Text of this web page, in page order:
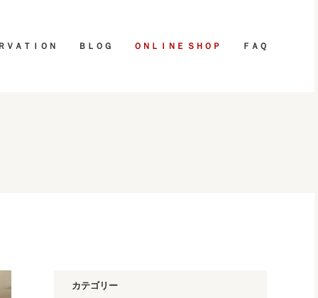
ＶＡＴＩＯＮ ＢＬＯＧ ＯＮＬＩＮＥ ＳＨＯＰ ＦＡＱ
カテゴリー